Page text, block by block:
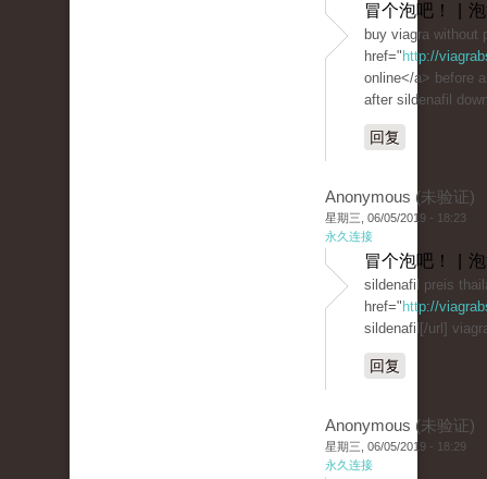
冒个泡吧！ |
buy viagra without
href=" http://
online</a> before
after sildenafil
回复
Anonymous (未验证)
星期三, 06/05/2019 - 18:23
永久连接
冒个泡吧！ |
sildenafil preis
href=" http://
sildenafil[/url]
回复
Anonymous (未验证)
星期三, 06/05/2019 - 18:29
永久连接